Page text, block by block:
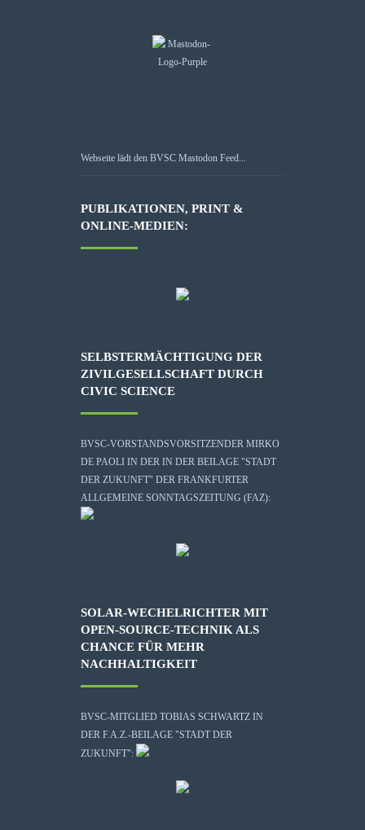
Webseite lädt den BVSC Mastodon Feed...
PUBLIKATIONEN, PRINT &
ONLINE-MEDIEN:
SELBSTERMÄCHTIGUNG DER
ZIVILGESELLSCHAFT DURCH
CIVIC SCIENCE
BVSC-VORSTANDSVORSITZENDER MIRKO
DE PAOLI IN DER IN DER BEILAGE "STADT
DER ZUKUNFT" DER FRANKFURTER
ALLGEMEINE SONNTAGSZEITUNG (FAZ):
SOLAR-WECHELRICHTER MIT
OPEN-SOURCE-TECHNIK ALS
CHANCE FÜR MEHR
NACHHALTIGKEIT
BVSC-MITGLIED TOBIAS SCHWARTZ IN
DER F.A.Z.-BEILAGE "STADT DER
ZUKUNFT":